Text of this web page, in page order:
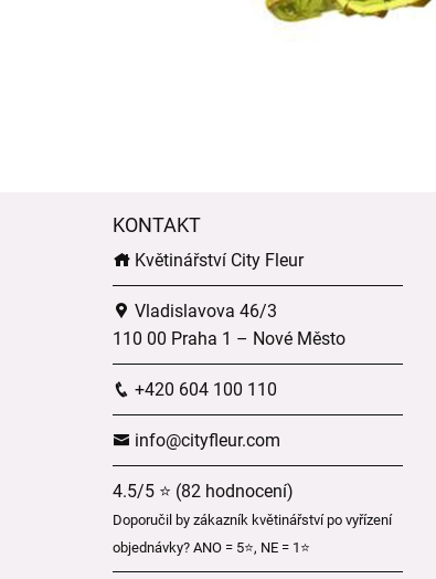
KONTAKT
Květinářství City Fleur
Vladislavova 46/3
110 00 Praha 1 – Nové Město
+420 604 100 110
info@cityfleur.com
4.5/5 ⭐ (82 hodnocení)
Doporučil by zákazník květinářství po vyřízení
objednávky? ANO = 5⭐, NE = 1⭐